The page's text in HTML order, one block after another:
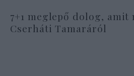
7+1 meglepő dolog,
Cserháti Tamaráról